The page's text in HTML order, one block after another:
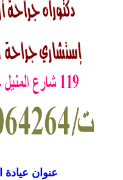
عنوان عيادة